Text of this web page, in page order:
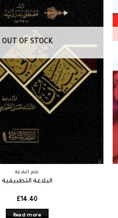
OUT OF STOCK
علم البلاغة
البلاغة التطبيقية
£14.40
Read more